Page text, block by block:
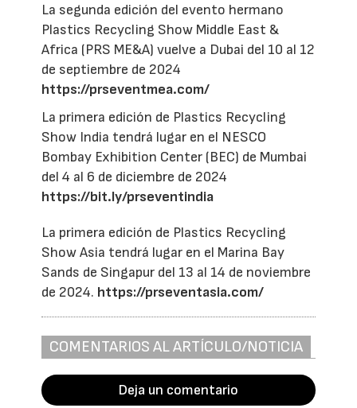
La segunda edición del evento hermano
Plastics Recycling Show Middle East &
Africa (PRS ME&A) vuelve a Dubai del 10 al 12
de septiembre de 2024
https://prseventmea.com/
La primera edición de Plastics Recycling
Show India tendrá lugar en el NESCO
Bombay Exhibition Center (BEC) de Mumbai
del 4 al 6 de diciembre de 2024
https://bit.ly/prseventindia
La primera edición de Plastics Recycling
Show Asia tendrá lugar en el Marina Bay
Sands de Singapur del 13 al 14 de noviembre
de 2024. https://prseventasia.com/
COMENTARIOS AL ARTÍCULO/NOTICIA
Deja un comentario